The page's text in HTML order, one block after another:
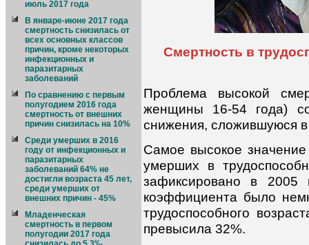
июль 2017 года
В январе-июне 2017 года
смертность снизилась от
всех основных классов
причин, кроме некоторых
инфекционных и
паразитарных
заболеваний
По сравнению с первым
полугодием 2016 года
смертность от внешних
причин снизилась на 10%
Среди умерших в 2016
году от инфекционных и
паразитарных
заболеваний 64% не
достигли возраста 45 лет,
среди умерших от
внешних причин - 45%
Младенческая
смертность в первом
полугодии 2017 года
Смертность в
Проблема высокой
женщины 16-54 года)
снижения, сложившуюся
Самое высокое
умерших в
зафиксировано в
коэффициента было
трудоспособного
превысила 32%.